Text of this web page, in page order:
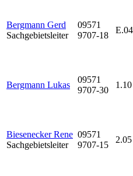
Bergmann Gerd
Sachgebietsleiter
09571
9707-18
E.04
Bergmann Lukas
09571
9707-30
1.10
Biesenecker Rene
Sachgebietsleiter
09571
9707-15
2.05